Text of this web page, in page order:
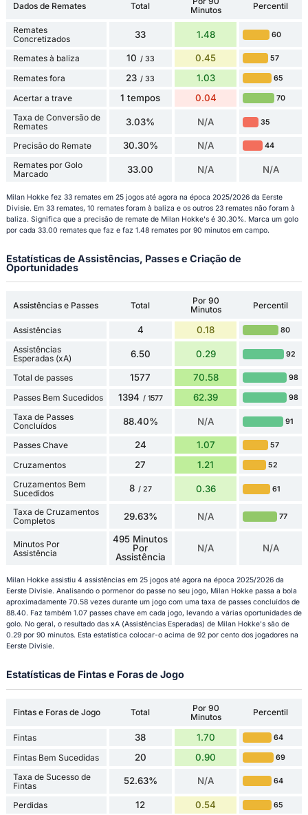
Dados de Remates Total
Minutos
Percentil
Remates
Concretizados
33 1.48 60
Remates à baliza 10 / 33 0.45 57
Remates fora 23 / 33 1.03 65
Acertar a trave 1 tempos 0.04 70
Taxa de Conversão de
Remates
3.03% N/A 35
Precisão do Remate 30.30% N/A 44
Remates por Golo
Marcado
33.00 N/A N/A
Milan Hokke fez 33 remates em 25 jogos até agora na época 2025/2026 da Eerste
Divisie. Em 33 remates, 10 remates foram à baliza e os outros 23 remates não foram à
baliza. Significa que a precisão de remate de Milan Hokke's é 30.30%. Marca um golo
por cada 33.00 remates que faz e faz 1.48 remates por 90 minutos em campo.
Estatísticas de Assistências, Passes e Criação de
Oportunidades
Assistências e Passes Total
Por 90
Minutos
Percentil
Assistências 4 0.18 80
Assistências
Esperadas (xA)
6.50 0.29 92
Total de passes 1577 70.58 98
Passes Bem Sucedidos 1394 / 1577 62.39 98
Taxa de Passes
Concluídos
88.40% N/A 91
Passes Chave 24 1.07 57
Cruzamentos 27 1.21 52
Cruzamentos Bem
Sucedidos
8 / 27 0.36 61
Taxa de Cruzamentos
Completos
29.63% N/A 77
Minutos Por
Assistência
495 Minutos
Por
Assistência
N/A N/A
Milan Hokke assistiu 4 assistências em 25 jogos até agora na época 2025/2026 da
Eerste Divisie. Analisando o pormenor do passe no seu jogo, Milan Hokke passa a bola
aproximadamente 70.58 vezes durante um jogo com uma taxa de passes concluídos de
88.40. Faz também 1.07 passes chave em cada jogo, levando a várias oportunidades de
golo. No geral, o resultado das xA (Assistências Esperadas) de Milan Hokke's são de
0.29 por 90 minutos. Esta estatística colocar-o acima de 92 por cento dos jogadores na
Eerste Divisie.
Estatísticas de Fintas e Foras de Jogo
Fintas e Foras de Jogo Total
Por 90
Minutos
Percentil
Fintas 38 1.70 64
Fintas Bem Sucedidas 20 0.90 69
Taxa de Sucesso de
Fintas
52.63% N/A 64
Perdidas 12 0.54 65